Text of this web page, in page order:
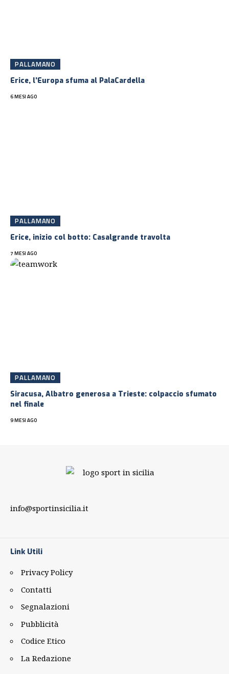
PALLAMANO
Erice, l’Europa sfuma al PalaCardella
6 MESI AGO
PALLAMANO
Erice, inizio col botto: Casalgrande travolta
7 MESI AGO
PALLAMANO
Siracusa, Albatro generosa a Trieste: colpaccio sfumato
nel finale
9 MESI AGO
info@sportinsicilia.it
Link Utili
Privacy Policy
Contatti
Segnalazioni
Pubblicità
Codice Etico
La Redazione